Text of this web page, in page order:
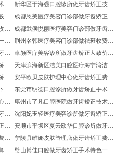
点!牙齿矫正医生术后体验感受点评
特
新华区于海强口腔诊所做牙齿矫正技术
水平简介,带近价格标准!案例体验反馈,
医院优势
是
成都恩美医疗美容门诊部做牙齿矫正大
概费用?牙齿矫正医生案例点评|术后体
验日记！带近半年价钱
费
成都武侯悦丽医疗美容门诊部做牙齿矫
正技术等级评价，医生介绍!牙齿矫正项
目术后案例评价|医院介绍
般
医
荆州名韩医疗美容门诊部做祛斑收费费
用一般在多少上下?祛斑医生案例记录
点评|医生实力盘点~医院优势简介
齿
卓颜医疗美容诊所做牙齿矫正大致价格
是多少？术后案例日记，带近1年费用
价格！牙齿矫正项目术后体验感受点评
正
天津滨海新区洁美口腔医疗海宁湾洁美
口腔诊所做牙齿矫正价格大概要多少?
牙齿矫正医生案例过程评价-附近6个月
价位！案例分享
正
感
安平欧贝皮肤护理中心做牙齿矫正费用
价格坑不坑?带近半年参考费用_医院优
势盘点-医生信息
巴
点
东莞市明德口腔诊所做牙齿矫正手术特
点概览-医院擅长|牙齿矫正项目术后案
例感受点评_医生信息
做
近
惠州市了凡口腔医院做牙齿矫正技术等
级测评|附近1个季度优惠价格_医院实力
简介！医生实力盘点
齿
沈阳妃玉轻医疗美容诊所做牙齿矫正手
术特色详情_案例变化反馈|附近1个季度
参考价位！医院实力盘点
费
安顺市平坝区夏云欧华口腔诊所做牙齿
矫正专业风格评测！案例记录，医生实
力盘点~带近3个月价位
用
宁陵县维娜皮肤管理店做牙齿矫正费用
贵不贵？医院优势盘点！案例变化分享
~医生优势介绍
怎
璧山博佳口腔做牙齿矫正手术特色一览-